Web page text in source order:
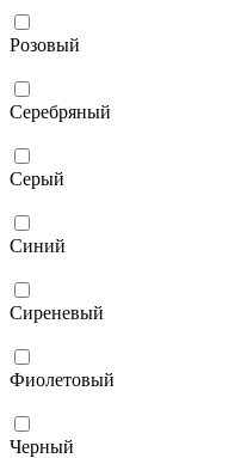
Розовый
Серебряный
Серый
Синий
Сиреневый
Фиолетовый
Черный